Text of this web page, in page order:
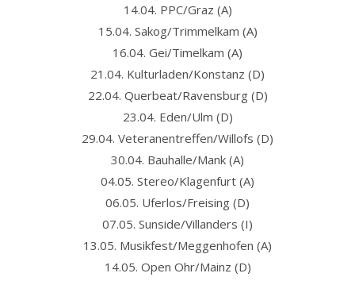
14.04. PPC/Graz (A)
15.04. Sakog/Trimmelkam (A)
16.04. Gei/Timelkam (A)
21.04. Kulturladen/Konstanz (D)
22.04. Querbeat/Ravensburg (D)
23.04. Eden/Ulm (D)
29.04. Veteranentreffen/Willofs (D)
30.04. Bauhalle/Mank (A)
04.05. Stereo/Klagenfurt (A)
06.05. Uferlos/Freising (D)
07.05. Sunside/Villanders (I)
13.05. Musikfest/Meggenhofen (A)
14.05. Open Ohr/Mainz (D)